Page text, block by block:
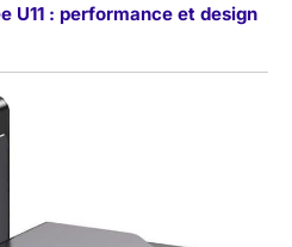
U11 : performance et design